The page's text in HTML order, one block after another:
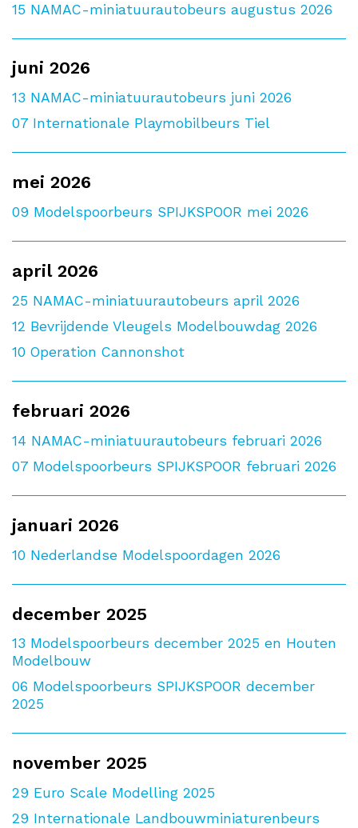
15 NAMAC-miniatuurautobeurs augustus 2026
juni 2026
13 NAMAC-miniatuurautobeurs juni 2026
07 Internationale Playmobilbeurs Tiel
mei 2026
09 Modelspoorbeurs SPIJKSPOOR mei 2026
april 2026
25 NAMAC-miniatuurautobeurs april 2026
12 Bevrijdende Vleugels Modelbouwdag 2026
10 Operation Cannonshot
februari 2026
14 NAMAC-miniatuurautobeurs februari 2026
07 Modelspoorbeurs SPIJKSPOOR februari 2026
januari 2026
10 Nederlandse Modelspoordagen 2026
december 2025
13 Modelspoorbeurs december 2025 en Houten
Modelbouw
06 Modelspoorbeurs SPIJKSPOOR december
2025
november 2025
29 Euro Scale Modelling 2025
29 Internationale Landbouwminiaturenbeurs